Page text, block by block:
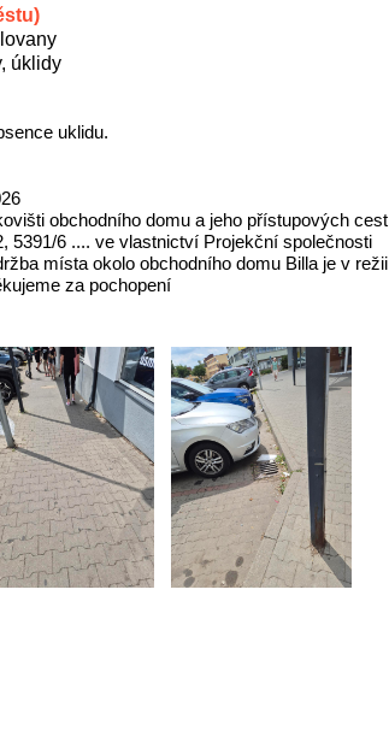
úklidy
uklidu.
obchodního domu a jeho přístupových cest
5391/6 .... ve vlastnictví Projekční společnosti
místa okolo obchodního domu Billa je v režii
za pochopení